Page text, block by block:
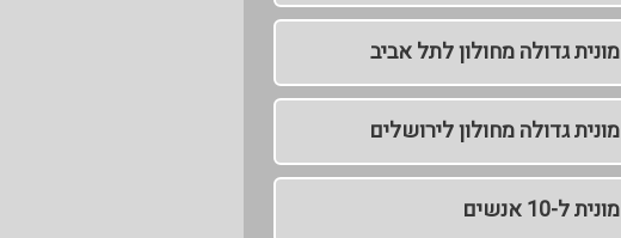
מונית גדולה מחולון לתל אביב
מונית גדולה מחולון לירושלים
מונית ל-10 אנשים